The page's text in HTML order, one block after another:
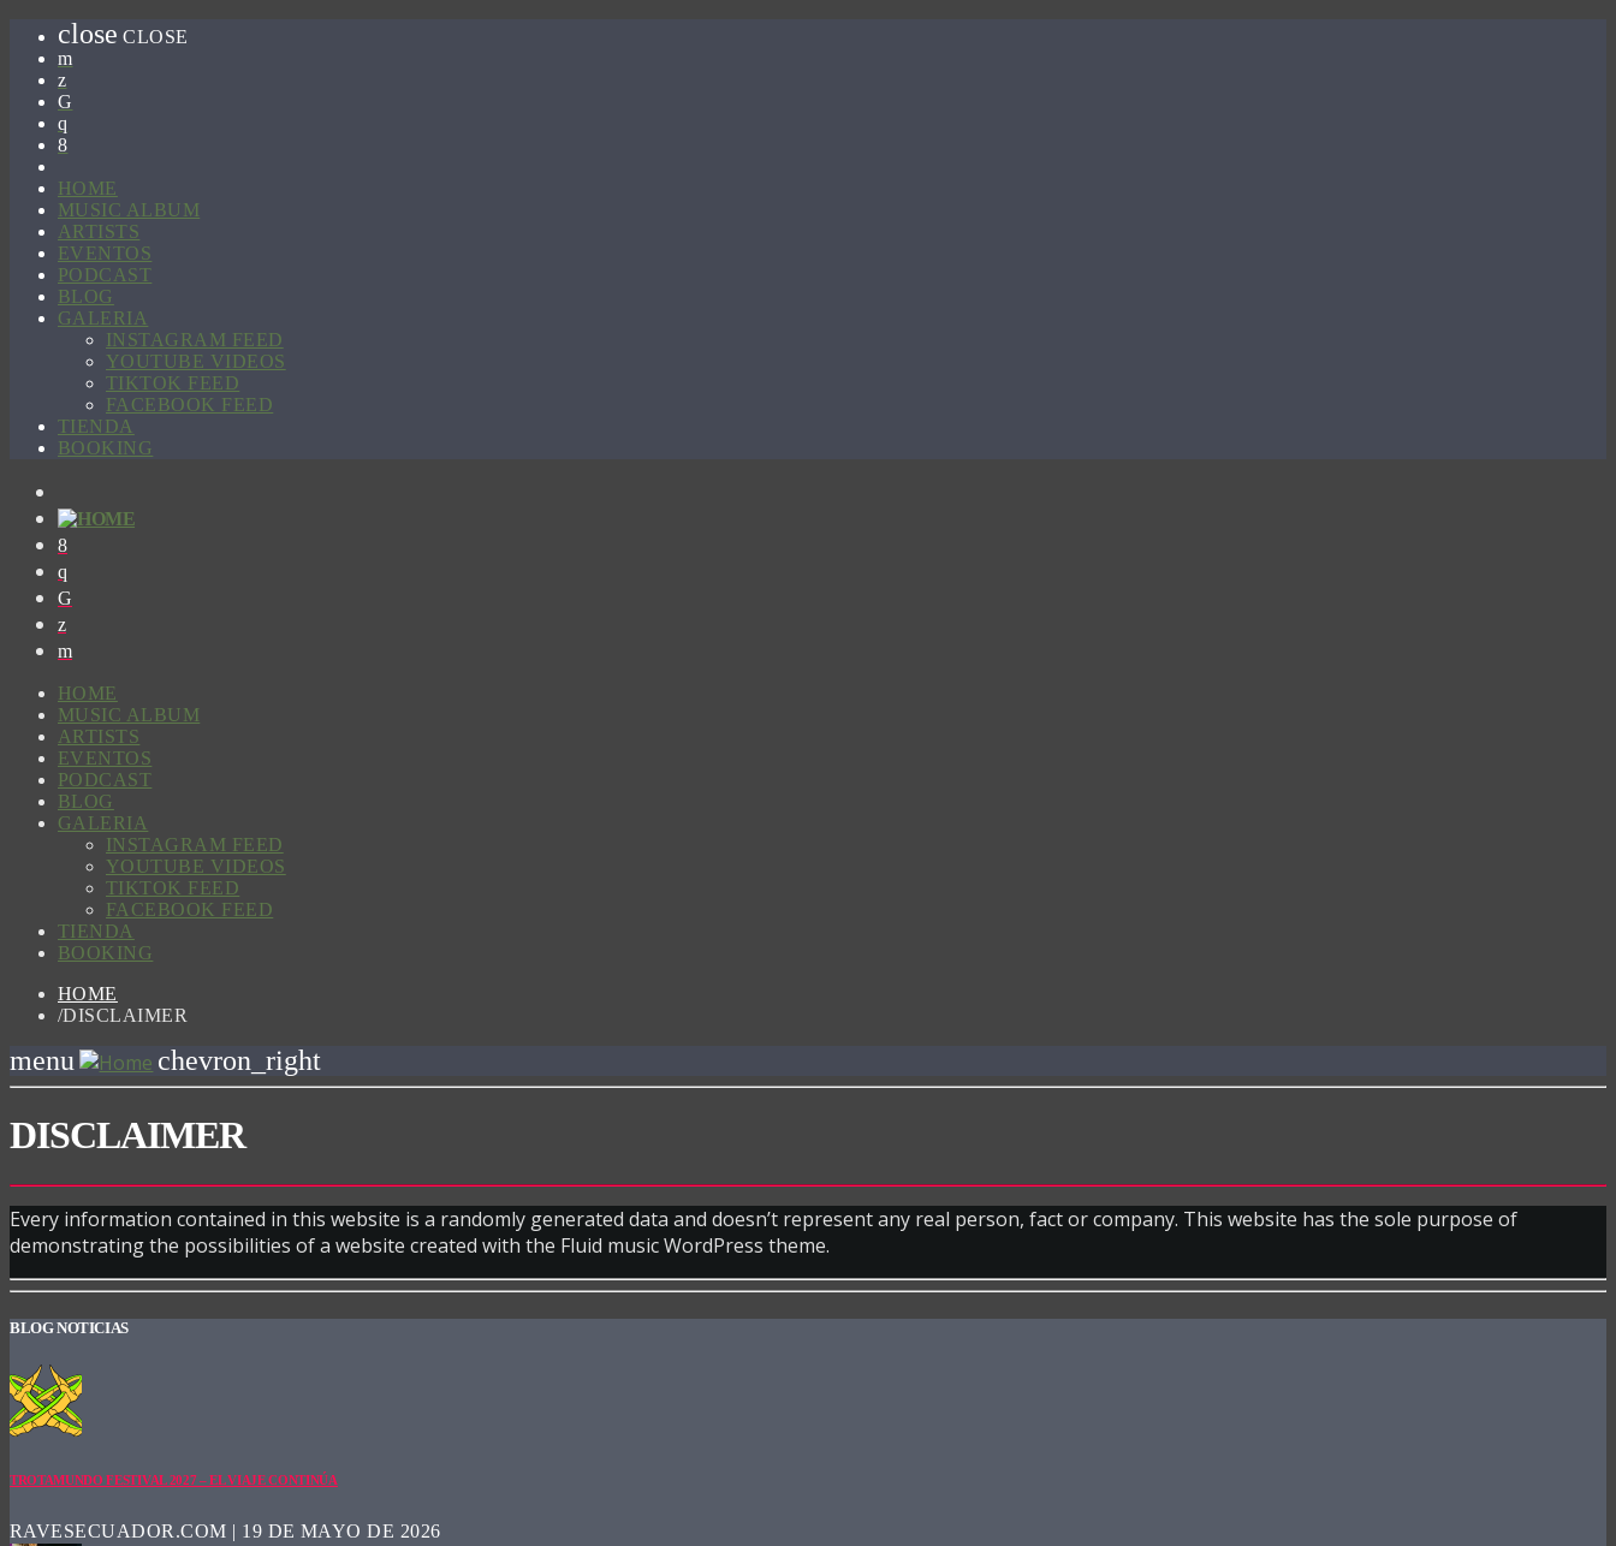
close CLOSE
HOME
MUSIC ALBUM
ARTISTS
EVENTOS
PODCAST
BLOG
GALERIA
INSTAGRAM FEED
YOUTUBE VIDEOS
TIKTOK FEED
FACEBOOK FEED
TIENDA
BOOKING
HOME
MUSIC ALBUM
ARTISTS
EVENTOS
PODCAST
BLOG
GALERIA
INSTAGRAM FEED
YOUTUBE VIDEOS
TIKTOK FEED
FACEBOOK FEED
TIENDA
BOOKING
HOME
/DISCLAIMER
menu chevron_right
DISCLAIMER
Every information contained in this website is a randomly generated data and doesn’t represent any real person, fact or company. This website has the sole purpose of
demonstrating the possibilities of a website created with the Fluid music WordPress theme.
BLOG NOTICIAS
TROTAMUNDO FESTIVAL 2027 – EL VIAJE CONTINÚA
RAVESECUADOR.COM | 19 DE MAYO DE 2026